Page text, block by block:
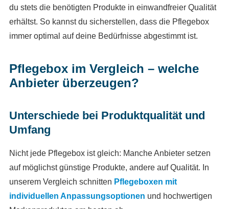
du stets die benötigten Produkte in einwandfreier Qualität
erhältst. So kannst du sicherstellen, dass die Pflegebox
immer optimal auf deine Bedürfnisse abgestimmt ist.
Pflegebox im Vergleich – welche
Anbieter überzeugen?
Unterschiede bei Produktqualität und
Umfang
Nicht jede Pflegebox ist gleich: Manche Anbieter setzen
auf möglichst günstige Produkte, andere auf Qualität. In
unserem Vergleich schnitten Pflegeboxen mit
individuellen Anpassungsoptionen und hochwertigen